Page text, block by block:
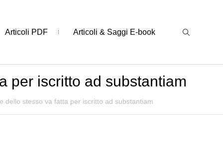
Articoli PDF Articoli & Saggi E-book
per iscritto ad substantiam
dello stesso va fatta per iscritto ad substantiam